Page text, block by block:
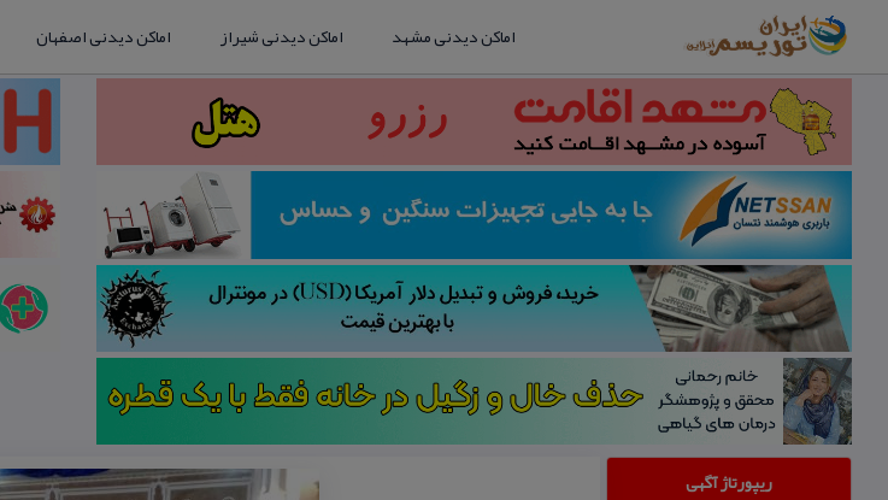
اماکن دیدنی مشهد اماکن دیدنی شیراز اماکن دیدنی اصفهان
ریپورتاژ آگهی